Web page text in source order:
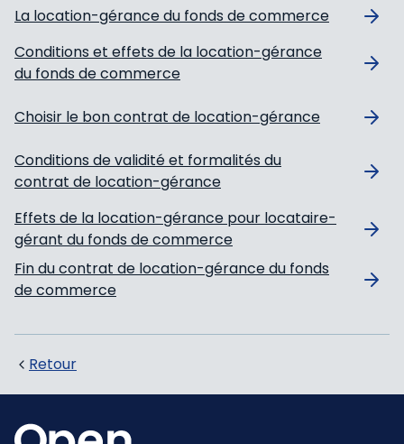
La location-gérance du fonds de commerce
Conditions et effets de la location-gérance
du fonds de commerce
Choisir le bon contrat de location-gérance
Conditions de validité et formalités du
contrat de location-gérance
Effets de la location-gérance pour locataire-
gérant du fonds de commerce
Fin du contrat de location-gérance du fonds
de commerce
Retour